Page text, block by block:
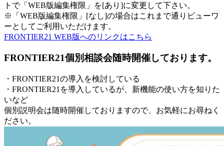
トで「WEB版編集権限」を[あり]に変更して下さい。
※「WEB版編集権限」[なし]の場合はこれまで通りビューワ
ーとしてご利用いただけます。
FRONTIER21 WEB版へのリンクはこちら
FRONTIER21個別相談会随時開催しております。
・FRONTIER21の導入を検討している
・FRONTIER21を導入しているが、新機能の使い方を知りた
いなど
個別説明会は随時開催しておりますので、お気軽にお尋ねく
ださい。